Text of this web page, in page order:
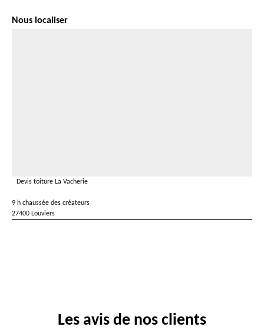
Nous localiser
Devis toiture La Vacherie
9 h chaussée des créateurs
27400 Louviers
Les avis de nos clients